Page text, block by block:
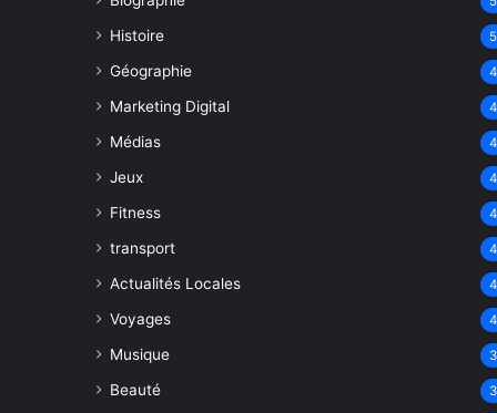
Histoire 5
Géographie 4
Marketing Digital 4
Médias 4
Jeux 4
Fitness 4
transport 4
Actualités Locales 4
Voyages 4
Musique 3
Beauté 3